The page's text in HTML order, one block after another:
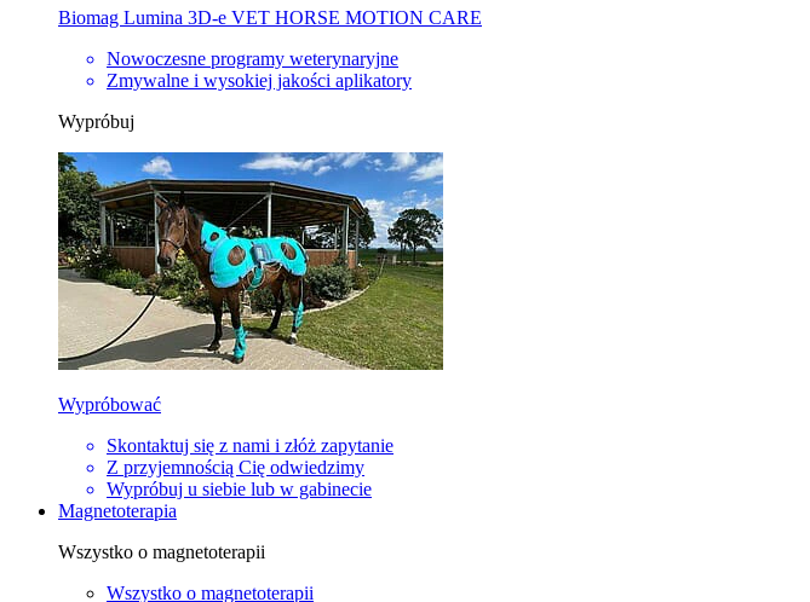
Biomag Lumina 3D-e VET HORSE MOTION CARE
Nowoczesne programy weterynaryjne
Zmywalne i wysokiej jakości aplikatory
Wypróbuj
Wypróbować
Skontaktuj się z nami i złóż zapytanie
Z przyjemnością Cię odwiedzimy
Wypróbuj u siebie lub w gabinecie
Magnetoterapia
Wszystko o magnetoterapii
Wszystko o magnetoterapii